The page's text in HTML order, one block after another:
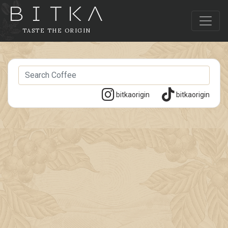
TASTE THE ORIGIN
bitkaorigin bitkaorigin